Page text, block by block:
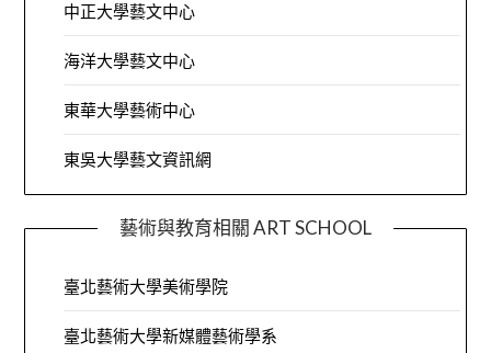
中正大學藝文中心
海洋大學藝文中心
東華大學藝術中心
東吳大學藝文資訊網
藝術與教育相關 ART SCHOOL
臺北藝術大學美術學院
臺北藝術大學新媒體藝術學系